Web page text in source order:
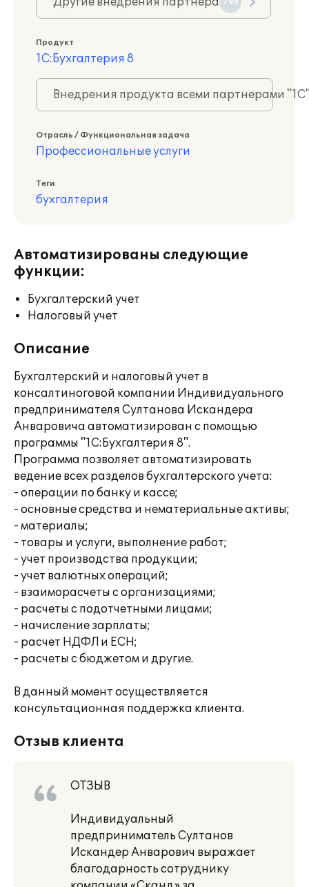
Продукт
1С:Бухгалтерия 8
Внедрения продукта всеми партнерами
Отрасль / Функциональная задача
Профессиональные услуги
Теги
бухгалтерия
Автоматизированы следующие
функции:
Бухгалтерский учет
Налоговый учет
Описание
Бухгалтерский и налоговый учет в
консалтиноговой компании Индивидуального
предпринимателя Султанова Искандера
Анваровича автоматизирован с помощью
программы "1С:Бухгалтерия 8".
Программа позволяет автоматизировать
ведение всех разделов бухгалтерского учета:
- операции по банку и кассе;
- основные средства и нематериальные активы;
- материалы;
- товары и услуги, выполнение работ;
- учет производства продукции;
- учет валютных операций;
- взаиморасчеты с организациями;
- расчеты с подотчетными лицами;
- начисление зарплаты;
- расчет НДФЛ и ЕСН;
- расчеты с бюджетом и другие.
В данный момент осуществляется
консультационная поддержка клиента.
Отзыв клиента
ОТЗЫВ
Индивидуальный
предприниматель Султанов
Искандер Анварович выражает
благодарность сотруднику